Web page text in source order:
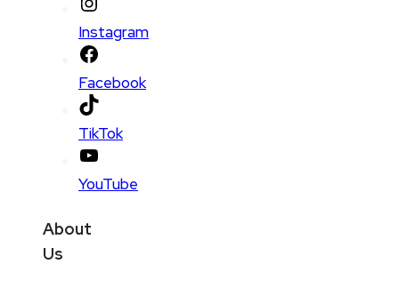
Instagram
Facebook
TikTok
YouTube
About
Us